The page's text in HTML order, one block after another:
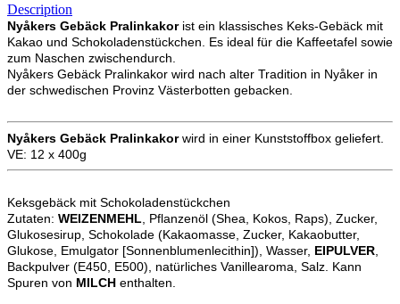
Description
Nyåkers Gebäck Pralinkakorist ein klassisches Keks-Gebäck mit
Kakao und Schokoladenstückchen. Es ideal für die Kaffeetafel sowie
zum Naschen zwischendurch.
Nyåkers Gebäck Pralinkakor wird nach alter Tradition in Nyåker in
der schwedischen Provinz Västerbotten gebacken.
Nyåkers Gebäck Pralinkakorwird in einer Kunststoffbox geliefert.
VE: 12 x 400g
Keksgebäck mit Schokoladenstückchen
Zutaten: WEIZENMEHL , Pflanzenöl (Shea, Kokos, Raps), Zucker,
Glukosesirup, Schokolade (Kakaomasse, Zucker, Kakaobutter,
Glukose, Emulgator [Sonnenblumenlecithin]), Wasser, EIPULVER
Backpulver (E450, E500), natürliches Vanillearoma, Salz. Kann
Spuren von MILCH enthalten.